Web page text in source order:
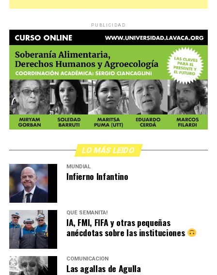
PUBLICIDAD
LO MÁS LEIDO
MUNDIAL
Infierno Infantino
QUÉ SEMANITA!
IA, FMI, FIFA y otras pequeñas
anécdotas sobre las instituciones
COMUNICACIÓN
Las agallas de Agulla